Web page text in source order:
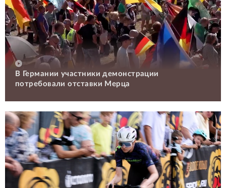
В Германии участники демонстрации
потребовали отставки Мерца